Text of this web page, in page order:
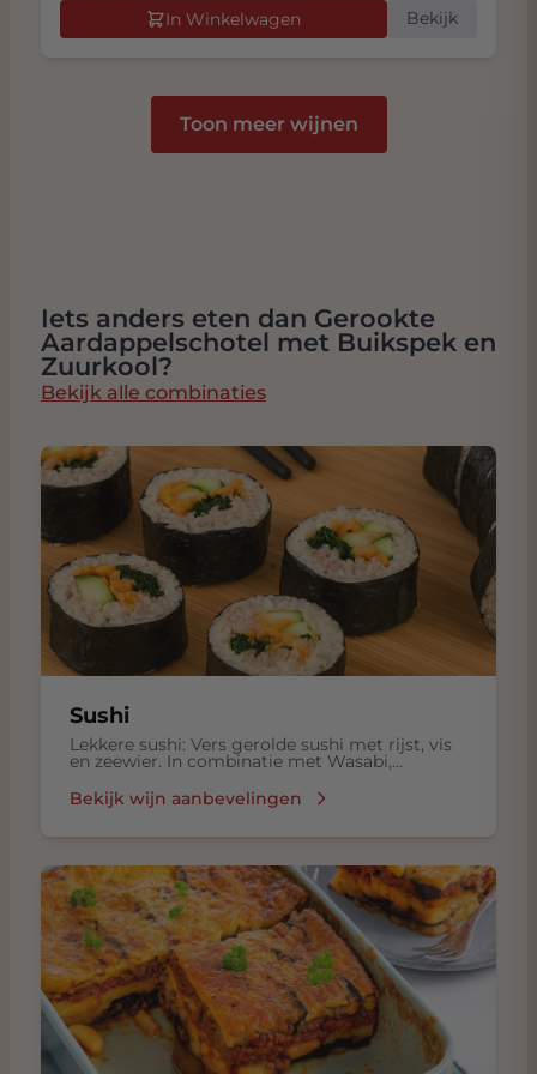
In Winkelwagen Bekijk
Toon meer wijnen
Iets anders eten dan Gerookte
Aardappelschotel met Buikspek en
Zuurkool?
Bekijk alle combinaties
Sushi
Lekkere sushi: Vers gerolde sushi met rijst, vis
en zeewier. In combinatie met Wasabi,
Bekijk wijn aanbevelingen